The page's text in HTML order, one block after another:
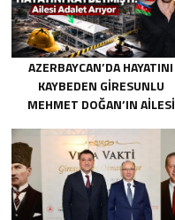
AZERBAYCAN’DA HAYATINI
KAYBEDEN GIRESUNLU
MEHMET DOĞAN’IN AILESI